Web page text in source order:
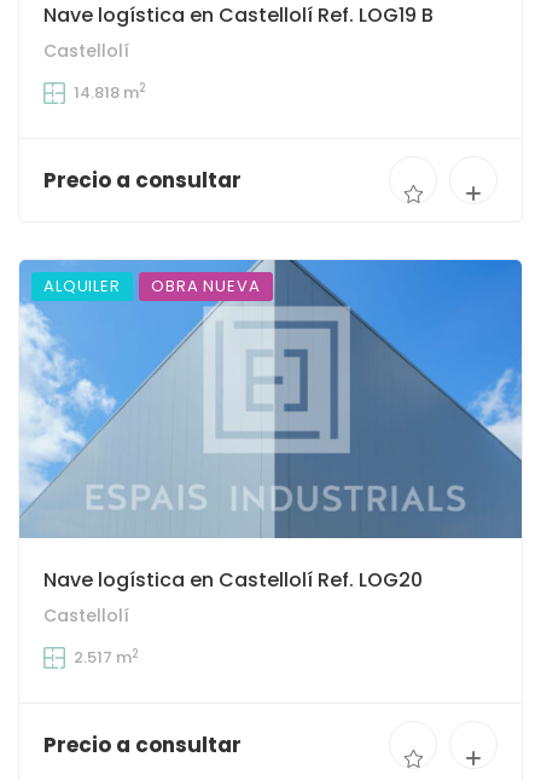
Nave logística en Castellolí Ref. LOG19 B
Castellolí
14.818 m2
Precio a consultar
ALQUILER OBRA NUEVA
Nave logística en Castellolí Ref. LOG20
Castellolí
2.517 m2
Precio a consultar